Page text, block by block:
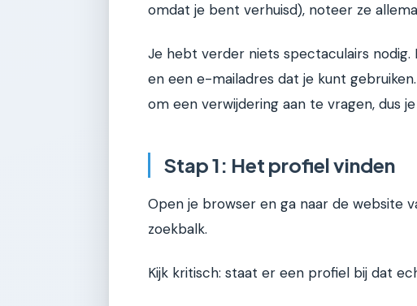
omdat je bent verhuisd), noteer ze
Je hebt verder niets spectaculairs
en een e-mailadres dat je kunt
om een verwijdering aan te vragen, dus
Stap 1: Het profiel vinden
Open je browser en ga naar de website
zoekbalk.
Kijk kritisch: staat er een profiel bij dat